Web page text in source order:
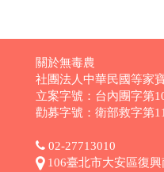
關於無毒農
社團法人中華民國等家
立案字號：台內團字第
勸募字號：衛部救字第
02-27713010
106臺北市大安區復興